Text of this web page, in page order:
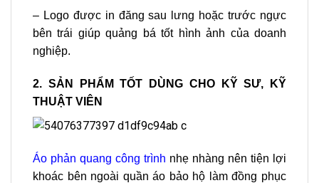
– Logo được in đăng sau lưng hoặc trước ngực
bên trái giúp quảng bá tốt hình ảnh của doanh
nghiệp.
2. SẢN PHẨM TỐT DÙNG CHO KỸ SƯ, KỸ
THUẬT VIÊN
Áo phản quang công trình nhẹ nhàng nên tiện lợi
khoác bên ngoài quần áo bảo hộ làm đồng phục